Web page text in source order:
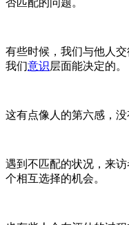
否匹配的问题。
有些时候，我们与他人
我们意识层面能决定的。
这有点像人的第六感，没
遇到不匹配的状况，来
个相互选择的机会。